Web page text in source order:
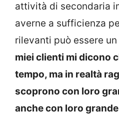
attività di secondaria
averne a sufficienza
rilevanti può essere
miei clienti mi dicono
tempo, ma in realtà
scoprono con loro
anche con loro